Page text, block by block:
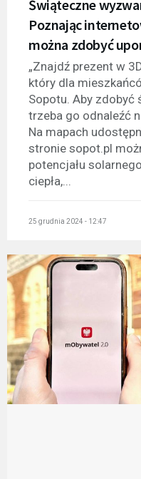
Świąteczne
Poznając
można zdobyć
„Znajdź prezent w
który dla
Sopotu. Aby zdobyć
trzeba go odnaleźć
Na mapach
stronie sopot.pl
potencjału
ciepła,...
25 grudnia 2024 - 12:47